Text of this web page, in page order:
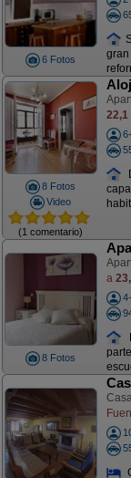
6 Fotos
8 Fotos
Video
(1 comentario)
22,1
8 Fotos
a